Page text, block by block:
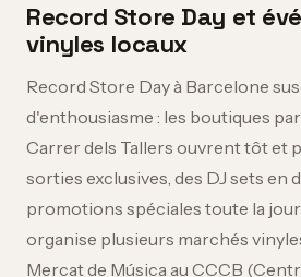
Record Store Day et
vinyles locaux
Record Store Day à Barcelone
d'enthousiasme : les boutiques
Carrer dels Tallers ouvrent tôt et
sorties exclusives, des DJ sets en
promotions spéciales toute la
organise plusieurs marchés
Mercat de Música au CCCB